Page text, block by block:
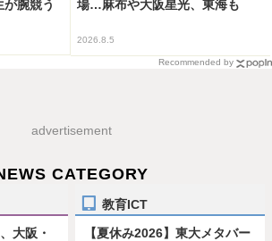
腕競う
場…麻布や大阪星光、東海も
2026.8.5
Recommended by
advertisement
CATEGORY
大阪・
教育ICT
【夏休み2026】東大メタバー